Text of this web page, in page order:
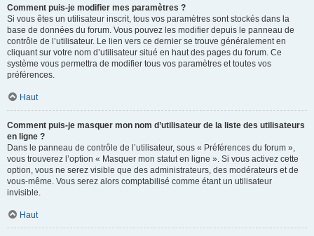
Comment puis-je modifier mes paramètres ?
Si vous êtes un utilisateur inscrit, tous vos paramètres sont stockés dans la
base de données du forum. Vous pouvez les modifier depuis le panneau de
contrôle de l’utilisateur. Le lien vers ce dernier se trouve généralement en
cliquant sur votre nom d’utilisateur situé en haut des pages du forum. Ce
système vous permettra de modifier tous vos paramètres et toutes vos
préférences.
Haut
Comment puis-je masquer mon nom d’utilisateur de la liste des utilisateurs
en ligne ?
Dans le panneau de contrôle de l’utilisateur, sous « Préférences du forum »,
vous trouverez l’option « Masquer mon statut en ligne ». Si vous activez cette
option, vous ne serez visible que des administrateurs, des modérateurs et de
vous-même. Vous serez alors comptabilisé comme étant un utilisateur
invisible.
Haut